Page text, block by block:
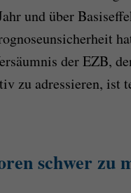
und über
der EZB,
zu adressieren, ist
schwer zu